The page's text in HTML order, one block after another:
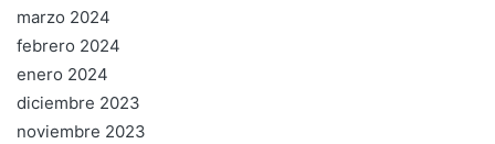
marzo 2024
febrero 2024
enero 2024
diciembre 2023
noviembre 2023